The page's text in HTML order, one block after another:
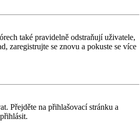
také pravidelně odstraňují uživatele,
zaregistrujte se znovu a pokuste se více
Přejděte na přihlašovací stránku a